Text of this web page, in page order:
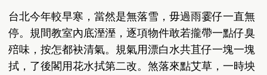
台北今年較早寒，當然是無落雪，毋過雨霎仔一直無
停。規間教室內底溼溼，逐項物件敢若攏帶一點仔臭
殕味，按怎都袂清氣。規氣用漂白水共苴仔一塊一塊
拭，了後閣用花水拭第二改。煞落來點艾草，一時坱